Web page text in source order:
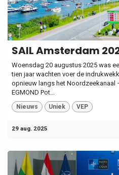
SAIL Amsterdam
Woensdag 20 augustus 2025 was
tien jaar wachten voer de
opnieuw langs het Noordzeekanaal
EGMOND Pot...
Nieuws Uniek VEP
29 aug. 2025